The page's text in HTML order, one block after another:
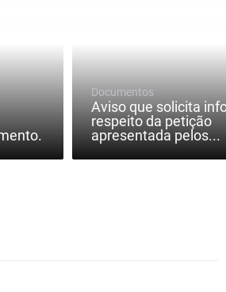
Documentos
Aviso que solicita
respeito da petição
apresentada pelos...